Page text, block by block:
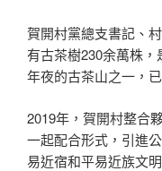
賀開村黨總支書記、
有古茶樹230余萬株
年夜的古茶山之一，
2019年，賀開村整合
一起配合形式，引進
易近宿和平易近族文